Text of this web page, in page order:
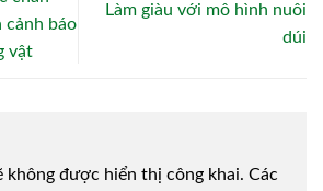
cảnh báo
vật
Làm giàu với mô hình nuôi
dúi
không được hiển thị công khai. Các